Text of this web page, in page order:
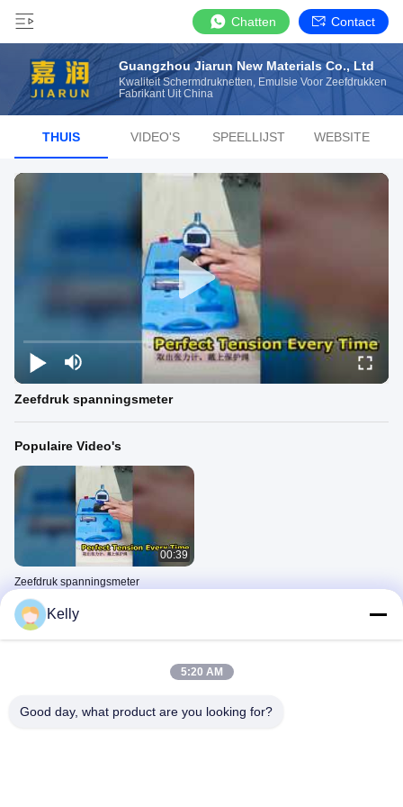
Chatten Contact
Guangzhou Jiarun New Materials Co., Ltd
Kwaliteit Schermdruknetten, Emulsie Voor Zeefdrukken
Fabrikant Uit China
THUIS VIDEO'S SPEELLIJST WEBSITE
Zeefdruk spanningsmeter
Populaire Video's
00:39
Zeefdruk spanningsmeter
March 18, 2026
Recente Video's
Kelly
5:20 AM
Good day, what product are you looking for?